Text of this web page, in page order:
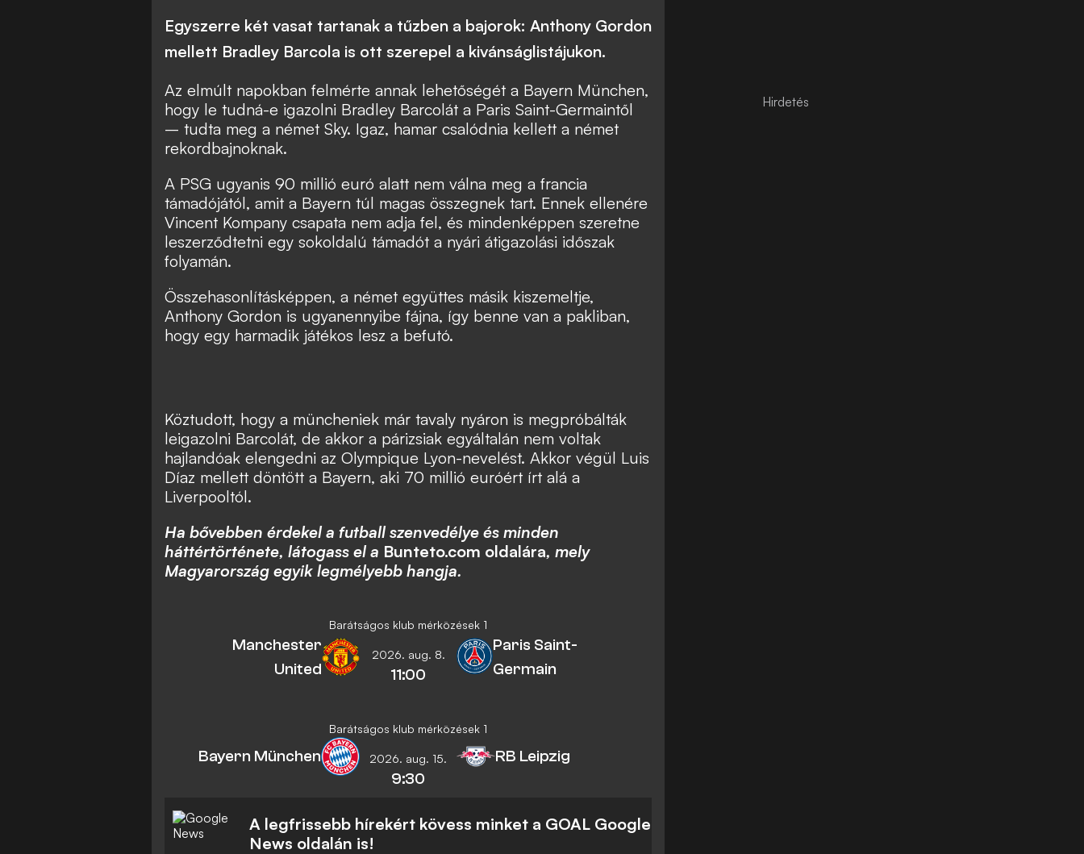
Egyszerre két vasat tartanak a tűzben a bajorok: Anthony Gordon
mellett Bradley Barcola is ott szerepel a kivánságlistájukon.
Az elmúlt napokban felmérte annak lehetőségét a Bayern München,
hogy le tudná-e igazolni Bradley Barcolát a Paris Saint-Germaintől
– tudta meg a német Sky. Igaz, hamar csalódnia kellett a német
rekordbajnoknak.
A PSG ugyanis 90 millió euró alatt nem válna meg a francia
támadójától, amit a Bayern túl magas összegnek tart. Ennek ellenére
Vincent Kompany csapata nem adja fel, és mindenképpen szeretne
leszerződtetni egy sokoldalú támadót a nyári átigazolási időszak
folyamán.
Összehasonlításképpen, a német együttes másik kiszemeltje,
Anthony Gordon is ugyanennyibe fájna, így benne van a pakliban,
hogy egy harmadik játékos lesz a befutó.
Köztudott, hogy a müncheniek már tavaly nyáron is megpróbálták
leigazolni Barcolát, de akkor a párizsiak egyáltalán nem voltak
hajlandóak elengedni az Olympique Lyon-nevelést. Akkor végül Luis
Díaz mellett döntött a Bayern, aki 70 millió euróért írt alá a
Liverpooltól.
Ha bővebben érdekel a futball szenvedélye és minden
háttértörténete, látogass el a Bunteto.com oldalára, mely
Magyarország egyik legmélyebb hangja.
Barátságos klub mérközések 1
Manchester
United
2026. aug. 8.
11:00
Paris Saint-
Germain
Barátságos klub mérközések 1
Bayern München 2026. aug. 15.
9:30
RB Leipzig
A legfrissebb hírekért kövess minket a GOAL Google
News oldalán is!